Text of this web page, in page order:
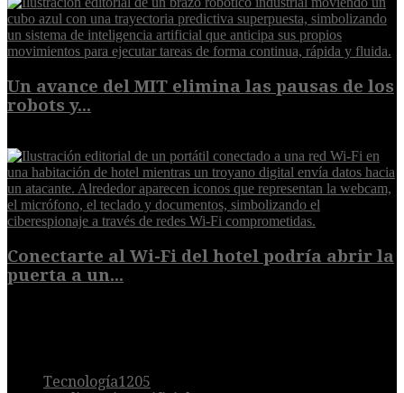
Un avance del MIT elimina las pausas de los
robots y...
Conectarte al Wi-Fi del hotel podría abrir la
puerta a un...
Tecnología1205